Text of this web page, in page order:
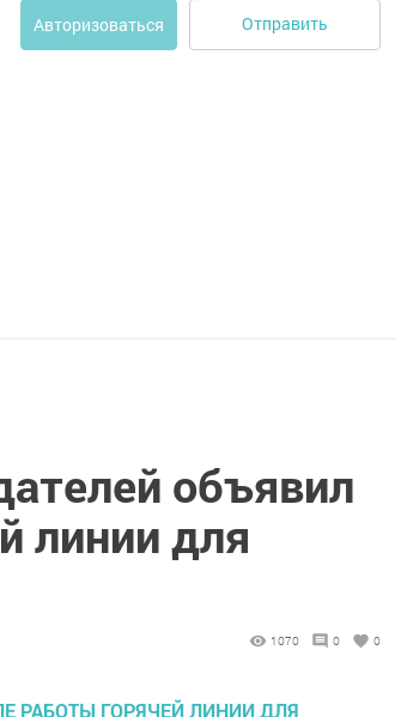
Авторизоваться Отправить
объявил
линии для
1070 0 0